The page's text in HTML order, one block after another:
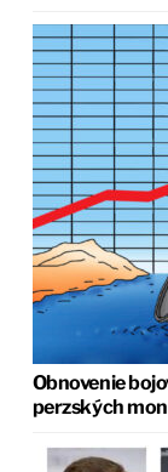
Obnovenie
perzských